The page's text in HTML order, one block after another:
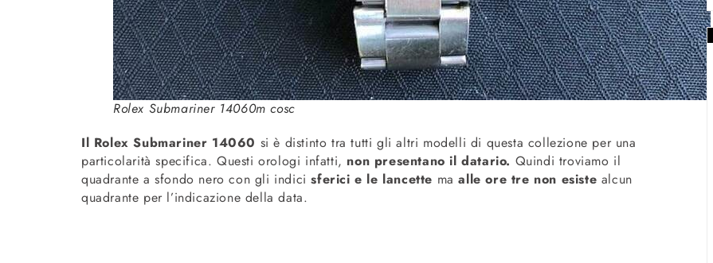
Rolex Submariner 14060m cosc
Il Rolex Submariner 14060 si è distinto tra tutti gli altri modelli di questa collezione per una
particolarità specifica. Questi orologi infatti, non presentano il datario. Quindi troviamo il
quadrante a sfondo nero con gli indicisferici e le lancette maalle ore tre non esiste alcun
quadrante per l’indicazione della data.